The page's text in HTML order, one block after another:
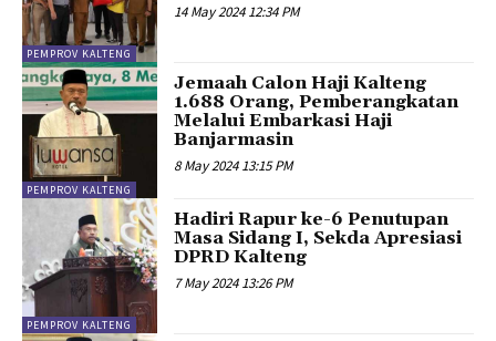
PEMPROV KALTENG
14 May 2024 12:34 PM
PEMPROV KALTENG
Jemaah Calon Haji Kalteng
1.688 Orang, Pemberangkatan
Melalui Embarkasi Haji
Banjarmasin
8 May 2024 13:15 PM
PEMPROV KALTENG
Hadiri Rapur ke-6 Penutupan
Masa Sidang I, Sekda Apresiasi
DPRD Kalteng
7 May 2024 13:26 PM